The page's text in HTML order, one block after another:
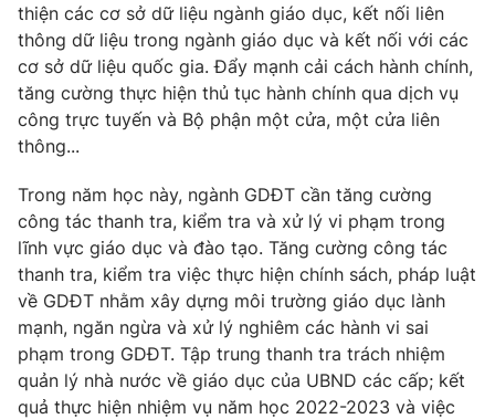
thiện các cơ sở dữ liệu ngành giáo dục, kết nối liên
thông dữ liệu trong ngành giáo dục và kết nối với các
cơ sở dữ liệu quốc gia. Đẩy mạnh cải cách hành chính,
tăng cường thực hiện thủ tục hành chính qua dịch vụ
công trực tuyến và Bộ phận một cửa, một cửa liên
thông...
Trong năm học này, ngành GDĐT cần tăng cường
công tác thanh tra, kiểm tra và xử lý vi phạm trong
lĩnh vực giáo dục và đào tạo. Tăng cường công tác
thanh tra, kiểm tra việc thực hiện chính sách, pháp luật
về GDĐT nhằm xây dựng môi trường giáo dục lành
mạnh, ngăn ngừa và xử lý nghiêm các hành vi sai
phạm trong GDĐT. Tập trung thanh tra trách nhiệm
quản lý nhà nước về giáo dục của UBND các cấp; kết
quả thực hiện nhiệm vụ năm học 2022-2023 và việc